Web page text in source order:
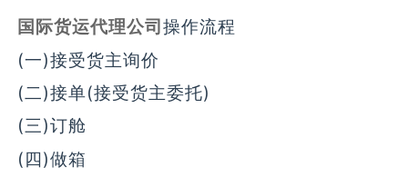
国际货运代理公司操作流程
(一)接受货主询价
(二)接单(接受货主委托)
(三)订舱
(四)做箱